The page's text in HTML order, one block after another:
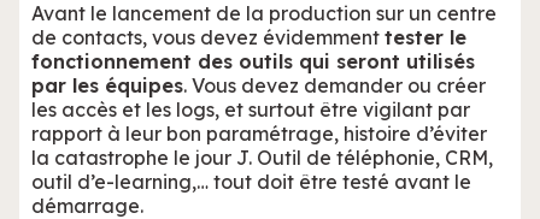
Avant le lancement de la production sur un centre
de contacts, vous devez évidemment tester le
fonctionnement des outils qui seront utilisés
par les équipes. Vous devez demander ou créer
les accès et les logs, et surtout être vigilant par
rapport à leur bon paramétrage, histoire d’éviter
la catastrophe le jour J. Outil de téléphonie, CRM,
outil d’e-learning,… tout doit être testé avant le
démarrage.